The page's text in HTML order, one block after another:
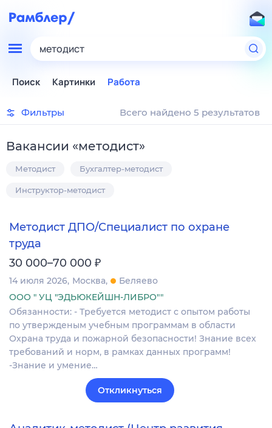
методист
Поиск Картинки Работа
Фильтры Всего найдено 5 результатов
Вакансии «методист»
Методист Бухгалтер-методист
Инструктор-методист
Методист ДПО/Специалист по охране
труда
30 000–70 000 ₽
14 июля 2026 Москва
Беляево
ООО " УЦ "ЭДЬЮКЕЙШН-ЛИБРО""
Обязанности: - Требуется методист с опытом работы
по утвержденым учебным программам в области
Охрана труда и пожарной безопасности! Знание всех
требований и норм, в рамках данных программ!
-Знание и умение…
Откликнуться